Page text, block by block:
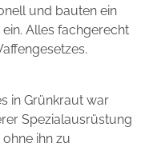
und bauten ein
Alles fachgerecht
in Grünkraut war
Spezialausrüstung
ihn zu